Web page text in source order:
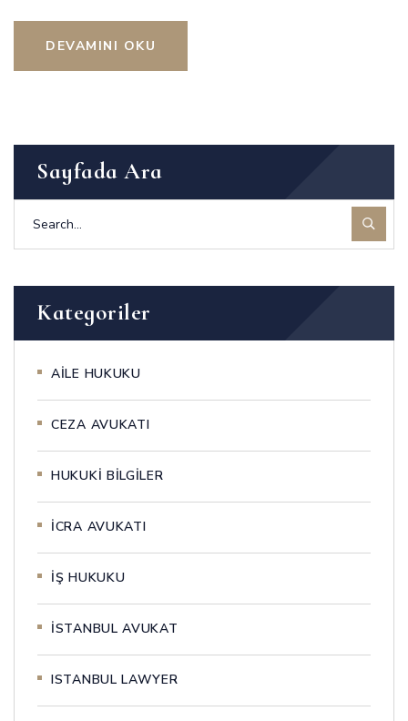
DEVAMINI OKU
Sayfada Ara
Kategoriler
AİLE HUKUKU
CEZA AVUKATI
HUKUKİ BİLGİLER
İCRA AVUKATI
İŞ HUKUKU
İSTANBUL AVUKAT
ISTANBUL LAWYER